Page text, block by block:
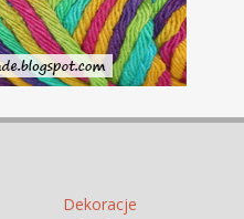
Dekoracje